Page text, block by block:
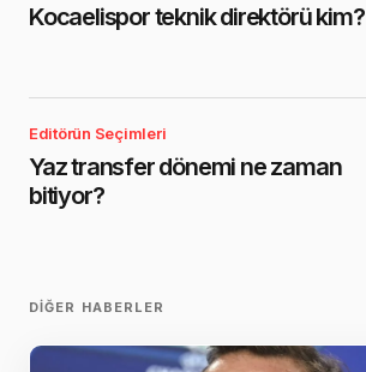
Kocaelispor teknik direktörü kim?
Editörün Seçimleri
Yaz transfer dönemi ne zaman
bitiyor?
DIĞER HABERLER